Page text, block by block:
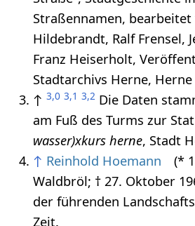
Straßennamen,
Hildebrandt, Ralf Frensel,
Franz Heiserholt,
Stadtarchivs Herne, Herne
↑ 3,0 3,1 3,2 Die Daten
am Fuß des Turms zur
wasser)xkurs herne, Stadt
↑ Reinhold Hoemann
(*
Waldbröl; † 27. Oktober
der führenden
Zeit.